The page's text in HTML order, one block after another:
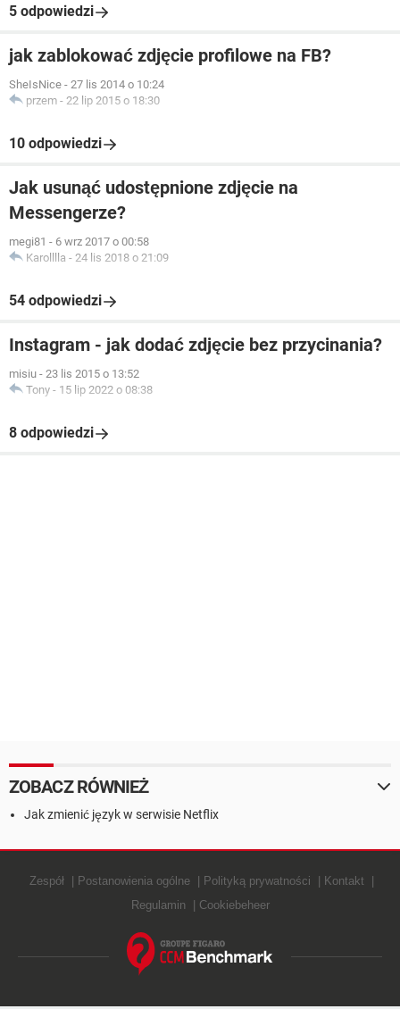
5 odpowiedzi
jak zablokować zdjęcie profilowe na FB?
SheIsNice - 27 lis 2014 o 10:24
przem - 22 lip 2015 o 18:30
10 odpowiedzi
Jak usunąć udostępnione zdjęcie na
Messengerze?
megi81 - 6 wrz 2017 o 00:58
Karolllla - 24 lis 2018 o 21:09
54 odpowiedzi
Instagram - jak dodać zdjęcie bez przycinania?
misiu - 23 lis 2015 o 13:52
Tony - 15 lip 2022 o 08:38
8 odpowiedzi
ZOBACZ RÓWNIEŻ
Jak zmienić język w serwisie Netflix
Zespół Postanowienia ogólne Polityką prywatności
Kontakt
Regulamin
Cookiebeheer